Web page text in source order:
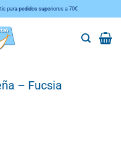
para pedidos superiores a 70€
– Fucsia